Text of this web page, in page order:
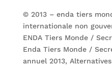
© 2013 – enda tiers
internationale non
ENDA Tiers Monde /
Enda Tiers Monde /
annuel 2013,